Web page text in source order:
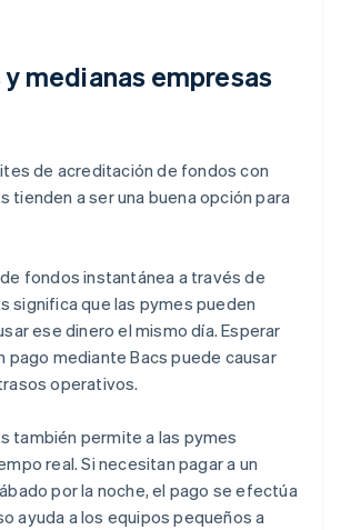
y medianas empresas
de acreditación de fondos con
tienden a ser una buena opción para
fondos instantánea a través de
significa que las pymes pueden
ese dinero el mismo día. Esperar
pago mediante Bacs puede causar
operativos.
también permite a las pymes
real. Si necesitan pagar a un
por la noche, el pago se efectúa
ayuda a los equipos pequeños a